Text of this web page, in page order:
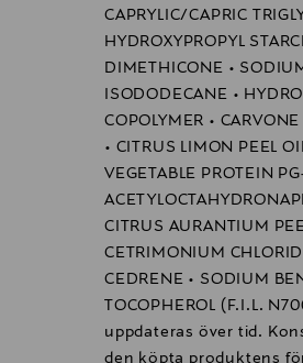
CAPRYLIC/CAPRIC
HYDROXYPROPYL
DIMETHICONE •
ISODODECANE •
COPOLYMER •
• CITRUS LIMON PEEL
VEGETABLE PROTEIN
CITRUS AURANTIUM
CETRIMONIUM
CEDRENE • SODIUM
TOCOPHEROL (F.I.L.
uppdateras över tid.
den köpta produktens